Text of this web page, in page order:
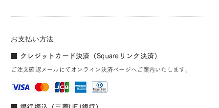
お支払い方法
■ クレジットカード決済（Squareリンク決済）
ご注文確認メールにてオンライン決済ページへご案内いたします。